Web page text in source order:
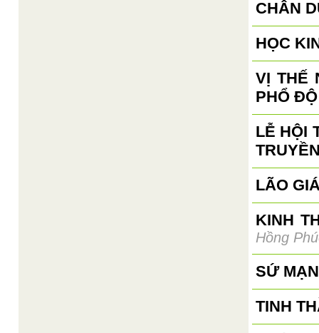
CHÂN
HỌC
VỊ THẾ
PHỔ ĐỘ
LỄ HỘI
LÃO
KINH
Hồng
SỨ
TINH